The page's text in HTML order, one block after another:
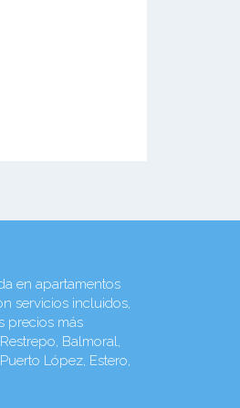
en apartamentos
servicios incluidos,
precios más
Balmoral,
López, Estero,